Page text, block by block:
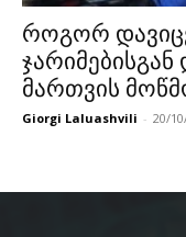
როგორ
მართვის
Giorgi Laluashvili - 20/